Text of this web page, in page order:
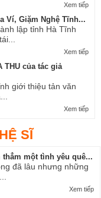
Xem tiếp
Ví, Giặm Nghệ Tĩnh...
lập tỉnh Hà Tĩnh
Xem tiếp
THU của tác giả
giới thiệu tản văn
Xem tiếp
SĨ
thẳm một tình yêu quê...
đã lâu nhưng những
Xem tiếp